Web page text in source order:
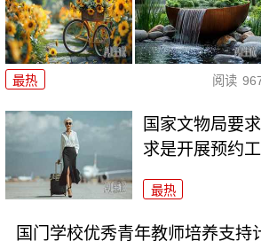
最热 阅读
国家文物局要
求是开展预约
最热
国门学校优秀青年教师培养支持